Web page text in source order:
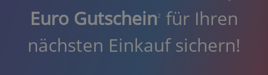
Euro Gutschein2
für Ihren
nächsten Einkauf sichern!